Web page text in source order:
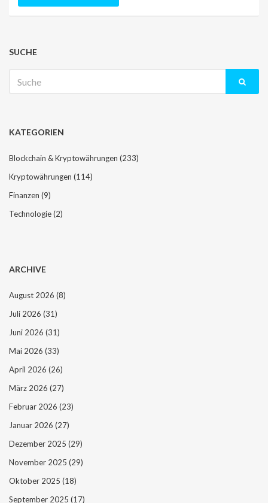
SUCHE
nach:
KATEGORIEN
Blockchain & Kryptowährungen (233)
Kryptowährungen (114)
Finanzen (9)
Technologie(2)
ARCHIVE
August 2026 (8)
Juli 2026 (31)
Juni 2026 (31)
Mai 2026 (33)
April 2026 (26)
März 2026 (27)
Februar 2026 (23)
Januar 2026 (27)
Dezember 2025 (29)
November 2025 (29)
Oktober 2025 (18)
September 2025 (17)